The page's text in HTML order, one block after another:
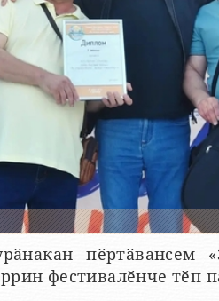
пӗртӑвансем
фестивалӗнче тӗп